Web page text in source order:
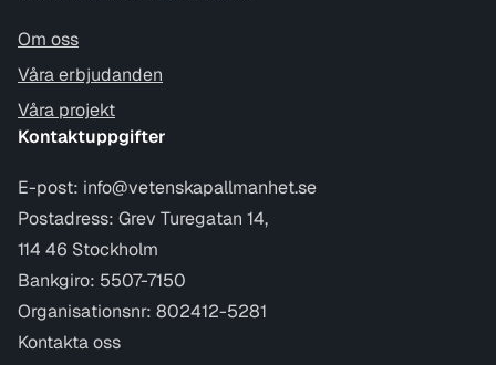
Om oss
Våra erbjudanden
Våra projekt
Kontaktuppgifter
E-post: info@vetenskapallmanhet.se
Postadress: Grev Turegatan 14,
114 46 Stockholm
Bankgiro: 5507-7150
Organisationsnr: 802412-5281
Kontakta oss